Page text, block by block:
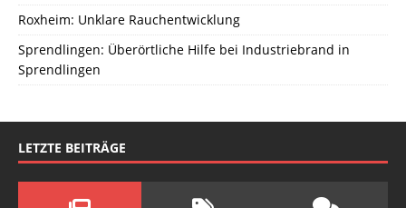
Roxheim: Unklare Rauchentwicklung
Sprendlingen: Überörtliche Hilfe bei Industriebrand in
Sprendlingen
LETZTE BEITRÄGE